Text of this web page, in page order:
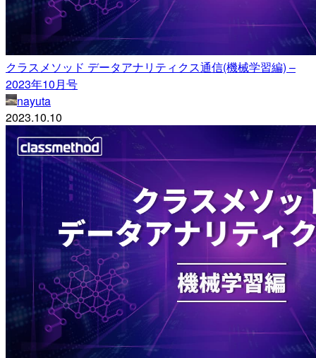
クラスメソッド データアナリティクス通信(機械学習編) –
2023年10月号
nayuta
2023.10.10